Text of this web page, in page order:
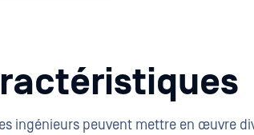
ingénieurs peuvent mettre en œuvre